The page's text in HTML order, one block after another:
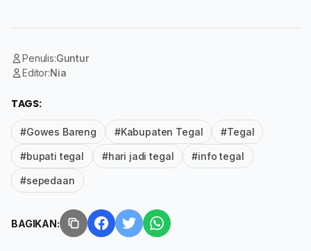
Penulis:Guntur
Editor:Nia
TAGS:
#Gowes Bareng #Kabupaten Tegal #Tegal
#bupati tegal #hari jadi tegal #info tegal
#sepedaan
BAGIKAN: